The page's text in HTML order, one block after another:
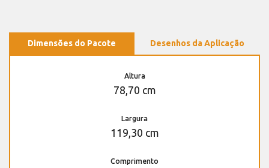
Dimensões do Pacote Desenhos da Aplicação
Altura
78,70 cm
Largura
119,30 cm
Comprimento